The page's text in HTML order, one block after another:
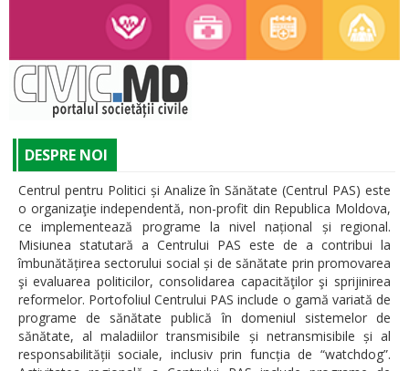
DESPRE NOI
Centrul pentru Politici și Analize în Sănătate (Centrul PAS) este
o organizaţie independentă, non-profit din Republica Moldova,
ce implementează programe la nivel național și regional.
Misiunea statutară a Centrului PAS este de a contribui la
îmbunătățirea sectorului social și de sănătate prin promovarea
şi evaluarea politicilor, consolidarea capacităţilor şi sprijinirea
reformelor. Portofoliul Centrului PAS include o gamă variată de
programe de sănătate publică în domeniul sistemelor de
sănătate, al maladiilor transmisibile și netransmisibile și al
responsabilității sociale, inclusiv prin funcția de “watchdog”.